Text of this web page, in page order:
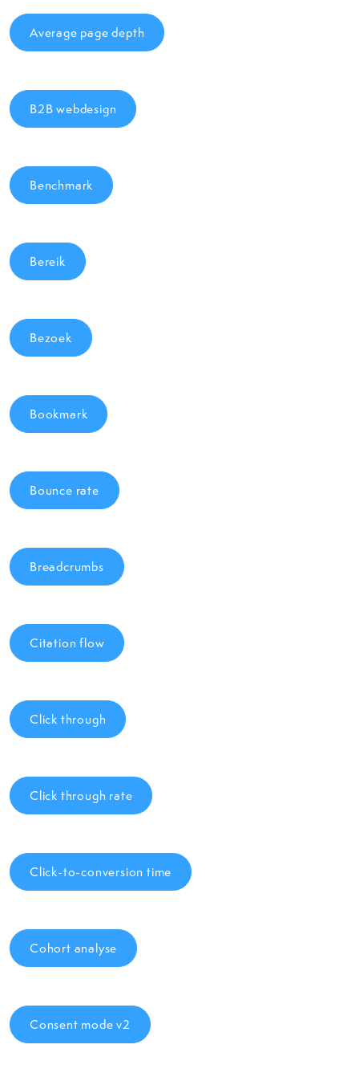
Average page depth
B2B webdesign
Benchmark
Bereik
Bezoek
Bookmark
Bounce rate
Breadcrumbs
Citation flow
Click through
Click through rate
Click-to-conversion time
Cohort analyse
Consent mode v2